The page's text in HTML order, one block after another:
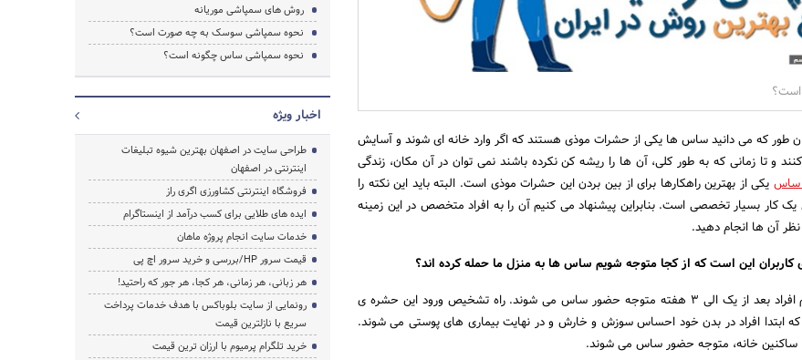
جستجوطور که می دانید ساس ها یکی از حشرات موذی هستند که اگر وارد خانه ای شوند و آسایش
و تا زمانی که به طور کلی، آن ها را ریشه کن نکرده باشند نمی توان در آن مکان، زندگی
ساسیکی از بهترین راهکارها برای از بین بردن این حشرات موذی است. البته باید این نکته را
کار بسیار تخصصی است. بنابراین پیشنهاد می کنیم آن را به افراد متخصص در این زمینه
نظر آن ها انجام دهید.
کاربران این است که از کجا متوجه شویم ساس ها به منزل ما حمله کرده اند؟
در این راستا باید متذکر شویم افراد بعد از یک الی 3 هفته متوجه حضور ساس می شوند. راه تشخیص ورود این حشره ی
ابتدا افراد در بدن خود احساس سوزش و خارش و در نهایت بیماری های پوستی می شوند.
ساکنین خانه، متوجه حضور ساس می شوند.
روش های سمپاشی موریانه
نحوه سمپاشی سوسک به چه صورت است؟
نحوه سمپاشی ساس چگونه است؟
اخبار ویژه
طراحی سایت در اصفهان بهترین شیوه تبلیغات
اینترنتی در اصفهان
فروشگاه اینترنتی کشاورزی اگری راز
ایده های طلایی برای کسب درآمد از اینستاگرام
خدمات سایت انجام پروژه ماهان
قیمت سرور HP/بررسی و خرید سرور اچ پی
هر زبانی، هر زمانی، هر کجا، هر جور که راحتید!
رونمایی از سایت بلوباکس با هدف خدمات پرداخت
سریع با نازلترین قیمت
خرید تلگرام پرمیوم با ارزان ترین قیمت